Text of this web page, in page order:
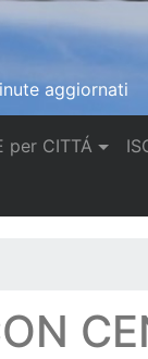
aggiornati
per CITTÁ